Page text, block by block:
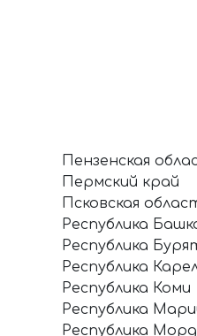
Пензенская
Пермский край
Псковская
Республика
Республика
Республика
Республика Коми
Республика
Республика